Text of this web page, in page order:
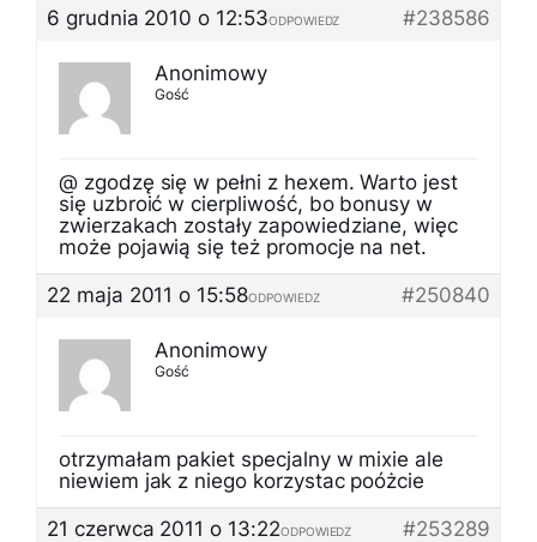
6 grudnia 2010 o 12:53
#238586
ODPOWIEDZ
Anonimowy
Gość
@ zgodzę się w pełni z hexem. Warto jest
się uzbroić w cierpliwość, bo bonusy w
zwierzakach zostały zapowiedziane, więc
może pojawią się też promocje na net.
22 maja 2011 o 15:58
#250840
ODPOWIEDZ
Anonimowy
Gość
otrzymałam pakiet specjalny w mixie ale
niewiem jak z niego korzystac poóżcie
21 czerwca 2011 o 13:22
#253289
ODPOWIEDZ